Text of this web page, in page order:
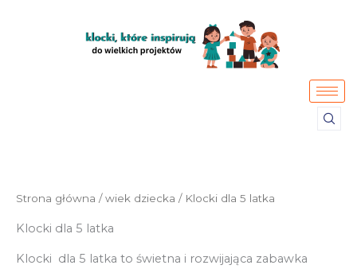
Strona główna /wiek dziecka / Klocki dla 5 latka
Klocki dla 5 latka
Klocki dla 5 latka to świetna i rozwijająca zabawka